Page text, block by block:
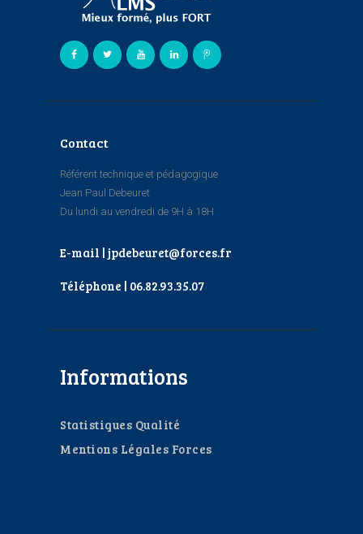
Contact
Référent technique et pédagogique
Jean Paul Debeuret
Du lundi au vendredi de 9H à 18H
E-mail | jpdebeuret@forces.fr
Téléphone | 06.82.93.35.07
Informations
Statistiques Qualité
Mentions Légales Forces